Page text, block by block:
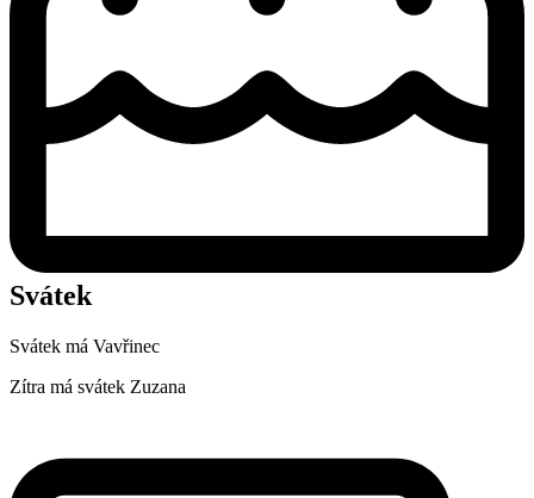
Svátek
Svátek má Vavřinec
Zítra má svátek Zuzana